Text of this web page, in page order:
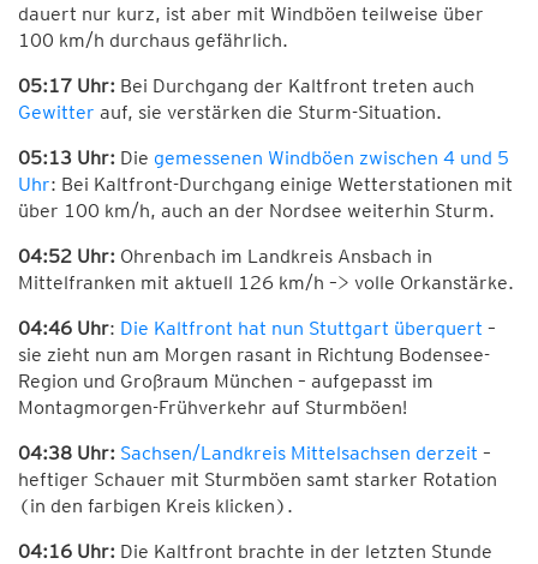
dauert nur kurz, ist aber mit Windböen teilweise über
100 km/h durchaus gefährlich.
05:17 Uhr: Bei Durchgang der Kaltfront treten auch
Gewitter auf, sie verstärken die Sturm-Situation.
05:13 Uhr: Die gemessenen Windböen zwischen 4 und 5
Uhr: Bei Kaltfront-Durchgang einige Wetterstationen mit
über 100 km/h, auch an der Nordsee weiterhin Sturm.
04:52 Uhr: Ohrenbach im Landkreis Ansbach in
Mittelfranken mit aktuell 126 km/h –> volle Orkanstärke.
04:46 Uhr: Die Kaltfront hat nun Stuttgart überquert –
sie zieht nun am Morgen rasant in Richtung Bodensee-
Region und Großraum München – aufgepasst im
Montagmorgen-Frühverkehr auf Sturmböen!
04:38 Uhr: Sachsen/Landkreis Mittelsachsen derzeit –
heftiger Schauer mit Sturmböen samt starker Rotation
(in den farbigen Kreis klicken).
04:16 Uhr: Die Kaltfront brachte in der letzten Stunde